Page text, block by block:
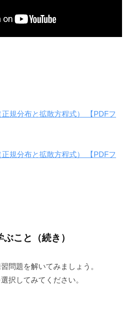
規分布と拡散方程式） 【PDFフ
規分布と拡散方程式） 【PDFフ
こと（続き）
問題を解いてみましょう。
択してみてください。